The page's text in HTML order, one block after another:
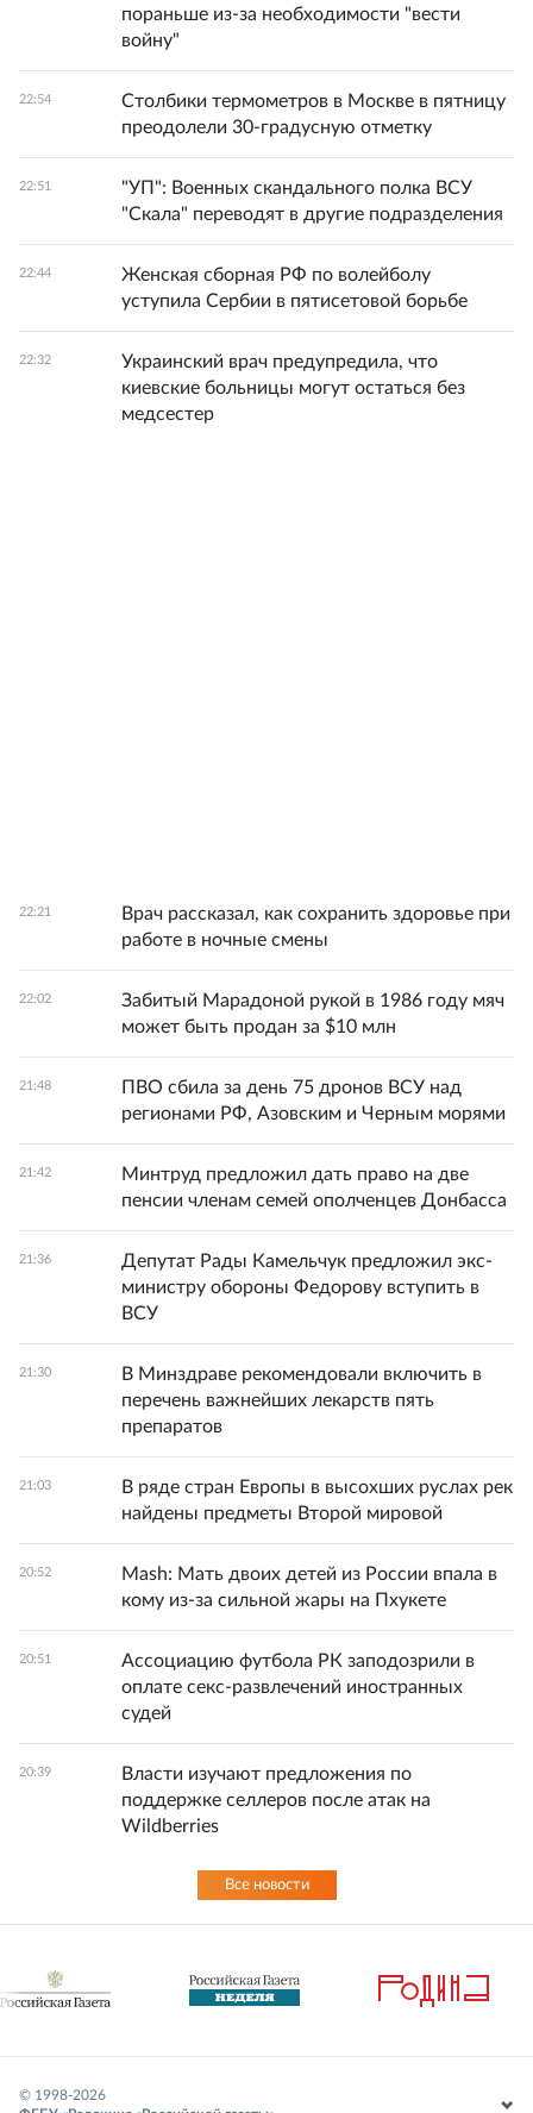
пораньше из-за необходимости "вести
войну"
22:54
Столбики термометров в Москве в пятницу
преодолели 30-градусную отметку
22:51
"УП": Военных скандального полка ВСУ
"Скала" переводят в другие подразделения
22:44
Женская сборная РФ по волейболу
уступила Сербии в пятисетовой борьбе
22:32
Украинский врач предупредила, что
киевские больницы могут остаться без
медсестер
22:21
Врач рассказал, как сохранить здоровье при
работе в ночные смены
22:02
Забитый Марадоной рукой в 1986 году мяч
может быть продан за $10 млн
21:48
ПВО сбила за день 75 дронов ВСУ над
регионами РФ, Азовским и Черным морями
21:42
Минтруд предложил дать право на две
пенсии членам семей ополченцев Донбасса
21:36
Депутат Рады Камельчук предложил экс-
министру обороны Федорову вступить в
ВСУ
21:30
В Минздраве рекомендовали включить в
перечень важнейших лекарств пять
препаратов
21:03
В ряде стран Европы в высохших руслах рек
найдены предметы Второй мировой
20:52
Mash: Мать двоих детей из России впала в
кому из-за сильной жары на Пхукете
20:51
Ассоциацию футбола РК заподозрили в
оплате секс-развлечений иностранных
судей
20:39
Власти изучают предложения по
поддержке селлеров после атак на
Wildberries
Все новости
© 1998-2026